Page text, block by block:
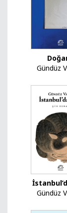
Gündüz
Gündüz